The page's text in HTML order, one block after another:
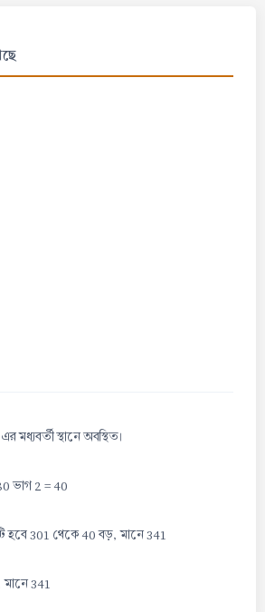
মধ্যবর্তী স্থানে অবস্থিত।
ভাগ 2 = 40
হবে 301 থেকে 40 বড়, মানে 341
341